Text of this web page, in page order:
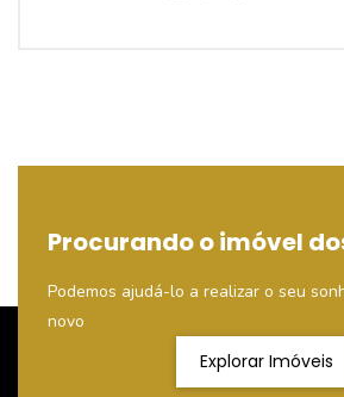
Procurando o imóvel
Podemos ajudá-lo a realizar o seu
novo
Explorar Imóveis